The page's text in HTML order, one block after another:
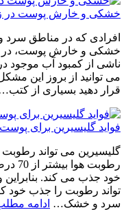
خشکی و خارش پوست در
افرادی که در مناطق
خشکی و خارش پوست، در
ناشی از کمبود آب موجود
می توانید از بروز این
قرار دهید بسیاری از
فواید گلیسیرین برای پوست
گلیسیرین می تواند رطوبت
خود جذب می کند.
تواند رطوبت را جذب خود
سرد و خشک… ادامه